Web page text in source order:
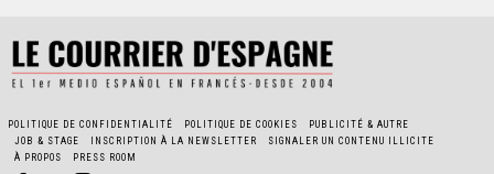
POLITIQUE DE CONFIDENTIALITÉ POLITIQUE DE COOKIES
PUBLICITÉ & AUTRE
JOB & STAGE
INSCRIPTION À LA NEWSLETTER
SIGNALER UN CONTENU ILLICITE
À PROPOS
PRESS ROOM